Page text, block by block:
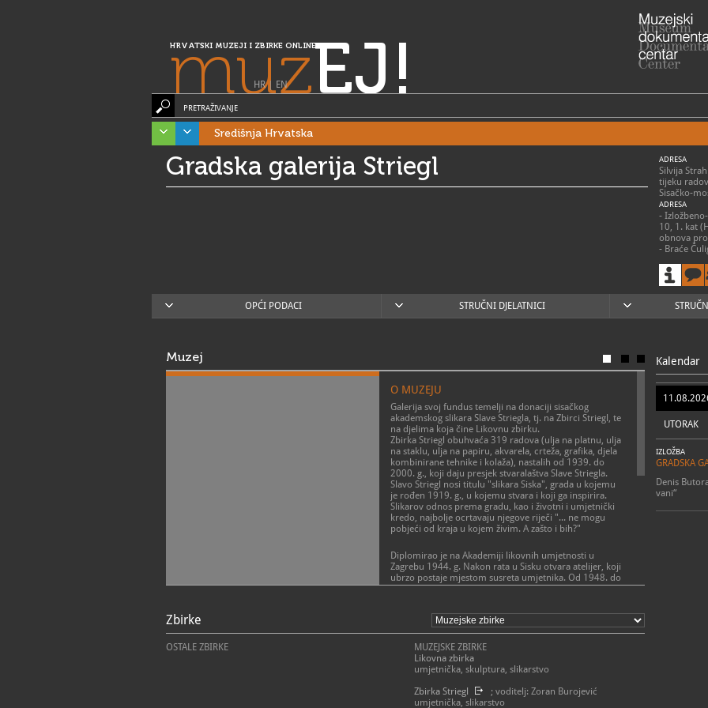
HRVATSKI MUZEJI I ZBIRKE ONLINE
muzEJ!
HR| EN
PRETRAŽIVANJE
Središnja Hrvatska
Gradska galerija Striegl ADRESA
Silvija
tijeku
Sisačko-
ADRESA
-
10, 1. kat
obnova
- Braće
RADNO
Gradska
izložbenu i
kuća na
za javnost.
Za grupne
vremena
sljedeće
+385
T 044/
E
OPĆI PODACI STRUČNI DJELATNICI
Muzej
O MUZEJU
Galerija svoj fundus temelji na donaciji sisačkog
akademskog slikara Slave Striegla, tj. na Zbirci Striegl, te
na djelima koja čine Likovnu zbirku.
Zbirka Striegl obuhvaća 319 radova (ulja na platnu, ulja
na staklu, ulja na papiru, akvarela, crteža, grafika, djela
kombinirane tehnike i kolaža), nastalih od 1939. do
2000. g., koji daju presjek stvaralaštva Slave Striegla.
Slavo Striegl nosi titulu "slikara Siska", grada u kojemu
je rođen 1919. g., u kojemu stvara i koji ga inspirira.
Slikarov odnos prema gradu, kao i životni i umjetnički
kredo, najbolje ocrtavaju njegove riječi "... ne mogu
pobjeći od kraja u kojem živim. A zašto i bih?"
Diplomirao je na Akademiji likovnih umjetnosti u
Zagrebu 1944. g. Nakon rata u Sisku otvara atelijer, koji
ubrzo postaje mjestom susreta umjetnika. Od 1948. do
1974. g. radio je kao profesor likovnog odgoja u
intenzivnije posvećuje slikarstvu. Striegl je slikar
suvremene figuracije: grada i pejzaža, ljudi, a i vrsni je
animalist, što ga uvrštava među klasike hrvatskog
slikarstva.
Likovnu zbirku Galerije čine radovi sisačkih akademski
S. Rupčića, I. Marekovića, B. Čačića, M. Tadića, A.
Ugarković, I. Novaka.
Izložbena djelatnost Gradske galerije Striegl zasniva se
na prezentiranju radova sisačkog akademskog
umjetnika Slave Striegla, kontekstualiziranju i stručnoj
prezentaciji radova iz Zbirke Striegl koja čini osnovu
budućeg stalnog postava (radovi iz ciklusa "Portretist
Siska", "Animalizam", "Posavina", "Odjeci iskona").
Gradska galerija Striegl organizira i tematske,
monografske i retrospketivne izložbe manjeg opsega
Zbirke
OSTALE ZBIRKE
MUZEJSKE ZBIRKE
Likovna zbirka
umjetnička, skulptura, slikarstvo
Zbirka Striegl
; voditelj: Zoran Burojević
umjetnička, slikarstvo
Kalendar
UTORAK
IZLOŽBA
GRADSKA
Denis
vani“